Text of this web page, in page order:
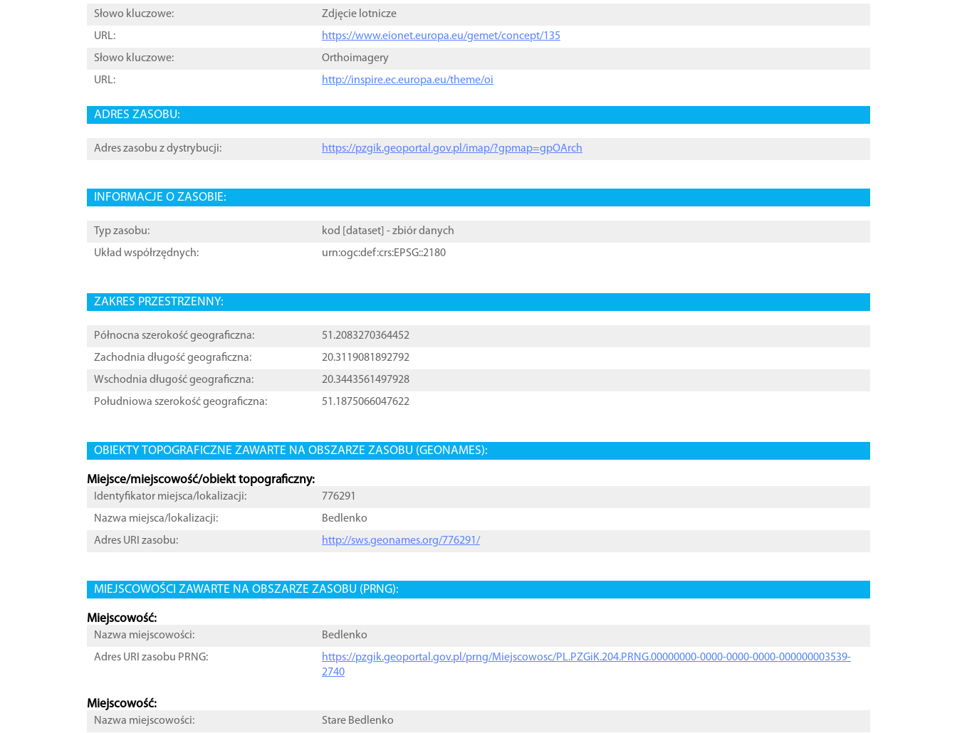
Słowo kluczowe:
Zdjęcie lotnicze
URL:
https://www.eionet.europa.eu/gemet/concept/135
Słowo kluczowe:
Orthoimagery
URL:
http://inspire.ec.europa.eu/theme/oi
ADRES ZASOBU:
Adres zasobu z dystrybucji: https://pzgik.geoportal.gov.pl/imap/?gpmap=gpOArch
INFORMACJE O ZASOBIE:
Typ zasobu: kod [ dataset ] - zbiór danych
Układ współrzędnych:
urn:ogc:def:crs:EPSG::2180
ZAKRES PRZESTRZENNY:
Północna szerokość geograficzna:
51.2083270364452
Zachodnia długość geograficzna:
20.3119081892792
Wschodnia długość geograficzna:
20.3443561497928
Południowa szerokość geograficzna:
51.1875066047622
OBIEKTY TOPOGRAFICZNE ZAWARTE NA OBSZARZE ZASOBU (GEONAMES):
Miejsce/miejscowość/obiekt topograficzny:
Identyfikator miejsca/lokalizacji:
776291
Nazwa miejsca/lokalizacji:
Bedlenko
Adres URI zasobu:
http://sws.geonames.org/776291/
MIEJSCOWOŚCI ZAWARTE NA OBSZARZE ZASOBU (PRNG):
Miejscowość:
Nazwa miejscowości:
Bedlenko
Adres URI zasobu PRNG:
https://pzgik.geoportal.gov.pl/prng/Miejscowosc/PL.PZGiK.204.PRNG.00000000-0000-0000-0000-000000003539-
2740
Miejscowość:
Nazwa miejscowości:
Stare Bedlenko